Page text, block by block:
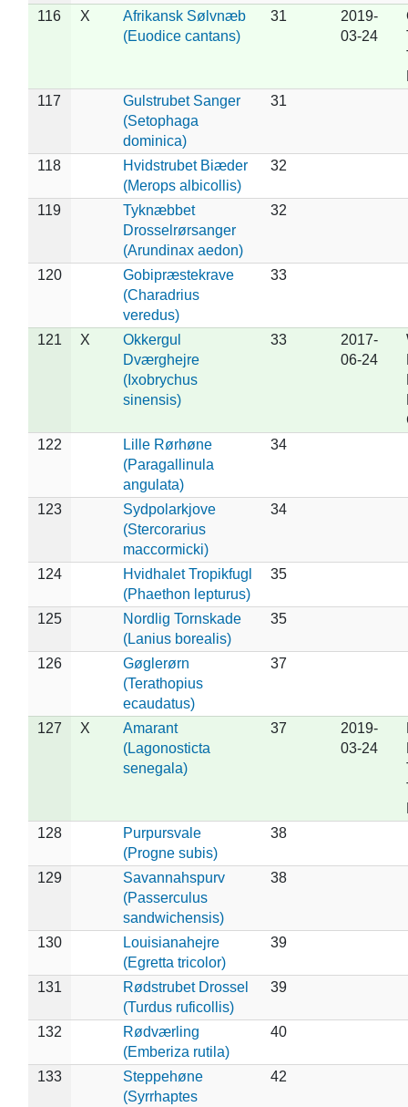
116 X
Afrikansk Sølvnæb
(Euodice cantans)
31
2019-
03-24
117
Gulstrubet Sanger
(Setophaga
dominica)
31
118
Hvidstrubet Biæder
(Merops albicollis)
32
119
Tyknæbbet
Drosselrørsanger
(Arundinax aedon)
32
120
Gobipræstekrave
(Charadrius
veredus)
33
121 X
Okkergul
Dværghejre
(Ixobrychus
sinensis)
33
2017-
06-24
122
Lille Rørhøne
(Paragallinula
angulata)
34
123
Sydpolarkjove
(Stercorarius
maccormicki)
34
124
Hvidhalet Tropikfugl
(Phaethon lepturus)
35
125
Nordlig Tornskade
(Lanius borealis)
35
126
Gøglerørn
(Terathopius
ecaudatus)
37
127 X
Amarant
(Lagonosticta
senegala)
37
2019-
03-24
128
Purpursvale
(Progne subis)
38
129
Savannahspurv
(Passerculus
sandwichensis)
38
130
Louisianahejre
(Egretta tricolor)
39
131
Rødstrubet Drossel
(Turdus ruficollis)
39
132
Rødværling
(Emberiza rutila)
40
133
Steppehøne
(Syrrhaptes
42